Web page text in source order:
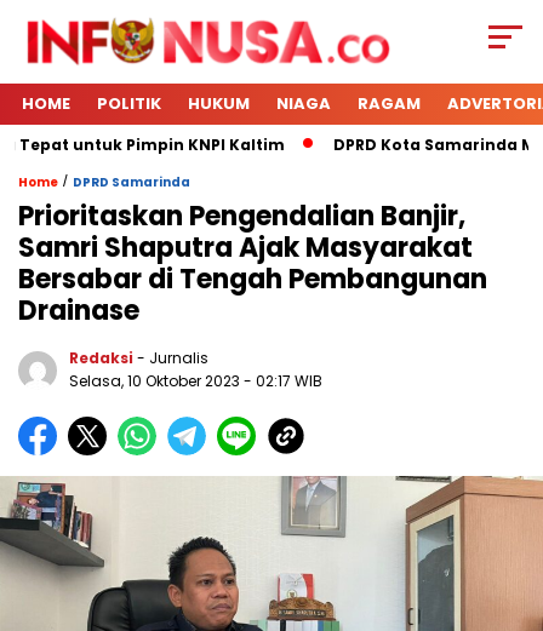
HOME POLITIK HUKUM NIAGA RAGAM
untuk Pimpin KNPI Kaltim DPRD Kota Samarinda
Home / DPRD Samarinda
Prioritaskan Pengendalian Banjir,
Samri Shaputra Ajak Masyarakat
Bersabar di Tengah Pembangunan
Drainase
Redaksi - Jurnalis
Selasa, 10 Oktober 2023 - 02:17 WIB